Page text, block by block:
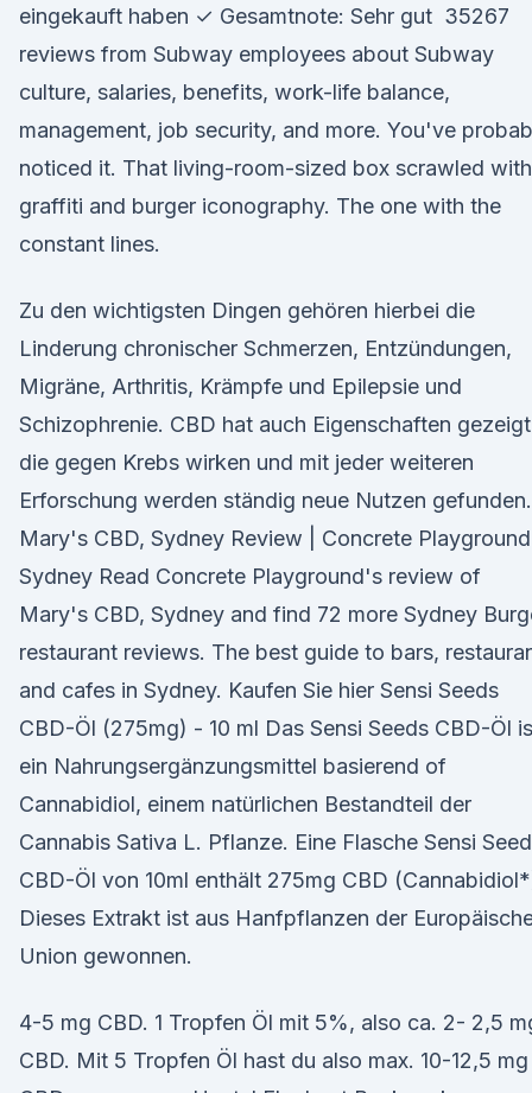
eingekauft haben ✓ Gesamtnote: Sehr gut 35267
reviews from Subway employees about Subway
culture, salaries, benefits, work-life balance,
management, job security, and more. You've
noticed it. That living-room-sized box scrawled with
graffiti and burger iconography. The one with the
constant lines.
Zu den wichtigsten Dingen gehören hierbei die
Linderung chronischer Schmerzen, Entzündungen,
Migräne, Arthritis, Krämpfe und Epilepsie und
Schizophrenie. CBD hat auch Eigenschaften
die gegen Krebs wirken und mit jeder weiteren
Erforschung werden ständig neue Nutzen gefunden.
Mary's CBD, Sydney Review | Concrete Playground
Sydney Read Concrete Playground's review of
Mary's CBD, Sydney and find 72 more Sydney
restaurant reviews. The best guide to bars,
and cafes in Sydney. Kaufen Sie hier Sensi Seeds
CBD-Öl (275mg) - 10 ml Das Sensi Seeds CBD-Öl
ein Nahrungsergänzungsmittel basierend of
Cannabidiol, einem natürlichen Bestandteil der
Cannabis Sativa L. Pflanze. Eine Flasche Sensi
CBD-Öl von 10ml enthält 275mg CBD
Dieses Extrakt ist aus Hanfpflanzen der
Union gewonnen.
4-5 mg CBD. 1 Tropfen Öl mit 5%, also ca. 2- 2,5
CBD. Mit 5 Tropfen Öl hast du also max. 10-12,5 mg